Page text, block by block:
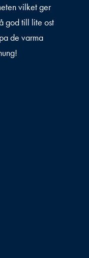
vilket ger
god till lite ost
de varma